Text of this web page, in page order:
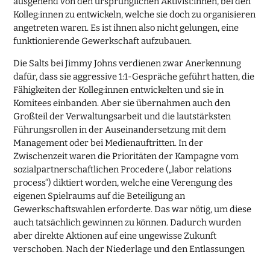
Kolleg:innen zu entwickeln, welche sie doch zu organisieren
angetreten waren. Es ist ihnen also nicht gelungen, eine
funktionierende Gewerkschaft aufzubauen.
Die Salts bei Jimmy Johns verdienen zwar Anerkennung
dafür, dass sie aggressive 1:1-Gespräche geführt hatten, die
Fähigkeiten der Kolleg:innen entwickelten und sie in
Komitees einbanden. Aber sie übernahmen auch den
Großteil der Verwaltungsarbeit und die lautstärksten
Führungsrollen in der Auseinandersetzung mit dem
Management oder bei Medienauftritten. In der
Zwischenzeit waren die Prioritäten der Kampagne vom
sozialpartnerschaftlichen Procedere („labor relations
process“) diktiert worden, welche eine Verengung des
eigenen Spielraums auf die Beteiligung an
Gewerkschaftswahlen erforderte. Das war nötig, um diese
auch tatsächlich gewinnen zu können. Dadurch wurden
aber direkte Aktionen auf eine ungewisse Zukunft
verschoben. Nach der Niederlage und den Entlassungen